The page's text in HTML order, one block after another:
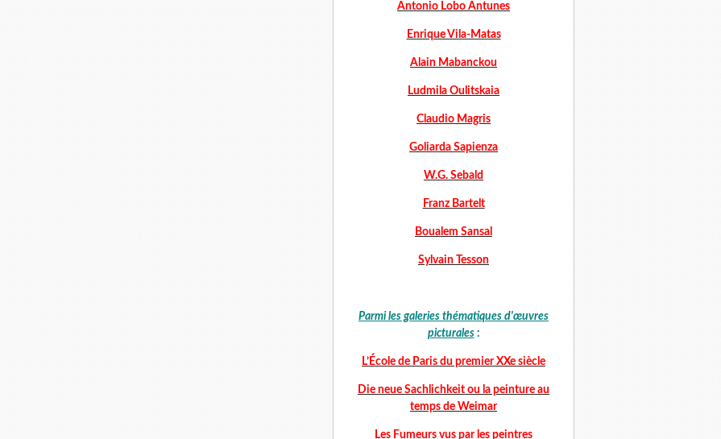
Antonio Lobo Antunes
Enrique Vila-Matas
Alain Mabanckou
Ludmila Oulitskaia
Claudio Magris
Goliarda Sapienza
W.G. Sebald
Franz Bartelt
Boualem Sansal
Sylvain Tesson
Parmi les galeries thématiques d'œuvres
picturales:
L’École de Paris du premier XXe siècle
Die neue Sachlichkeit ou la peinture au
temps de Weimar
Les Fumeurs vus par les peintres